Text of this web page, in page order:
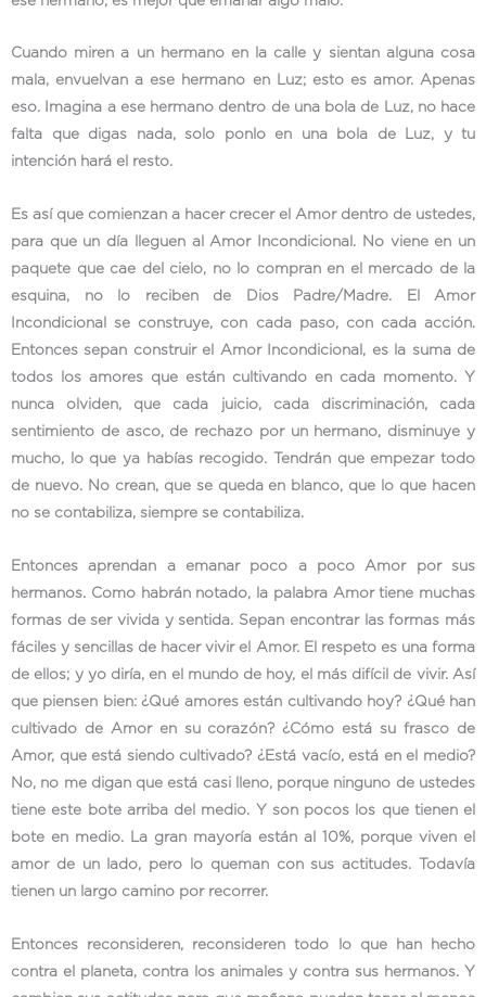
Cuando miren a un hermano en la calle y sientan alguna cosa
mala, envuelvan a ese hermano en Luz; esto es amor. Apenas
eso. Imagina a ese hermano dentro de una bola de Luz, no hace
falta que digas nada, solo ponlo en una bola de Luz, y tu
intención hará el resto.
Es así que comienzan a hacer crecer el Amor dentro de ustedes,
para que un día lleguen al Amor Incondicional. No viene en un
paquete que cae del cielo, no lo compran en el mercado de la
esquina, no lo reciben de Dios Padre/Madre. El Amor
Incondicional se construye, con cada paso, con cada acción.
Entonces sepan construir el Amor Incondicional, es la suma de
todos los amores que están cultivando en cada momento. Y
nunca olviden, que cada juicio, cada discriminación, cada
sentimiento de asco, de rechazo por un hermano, disminuye y
mucho, lo que ya habías recogido. Tendrán que empezar todo
de nuevo. No crean, que se queda en blanco, que lo que hacen
no se contabiliza, siempre se contabiliza.
Entonces aprendan a emanar poco a poco Amor por sus
hermanos. Como habrán notado, la palabra Amor tiene muchas
formas de ser vivida y sentida. Sepan encontrar las formas más
fáciles y sencillas de hacer vivir el Amor. El respeto es una forma
de ellos; y yo diría, en el mundo de hoy, el más difícil de vivir. Así
que piensen bien: ¿Qué amores están cultivando hoy? ¿Qué han
cultivado de Amor en su corazón? ¿Cómo está su frasco de
Amor, que está siendo cultivado? ¿Está vacío, está en el medio?
No, no me digan que está casi lleno, porque ninguno de ustedes
tiene este bote arriba del medio. Y son pocos los que tienen el
bote en medio. La gran mayoría están al 10%, porque viven el
amor de un lado, pero lo queman con sus actitudes. Todavía
tienen un largo camino por recorrer.
Entonces reconsideren, reconsideren todo lo que han hecho
contra el planeta, contra los animales y contra sus hermanos. Y